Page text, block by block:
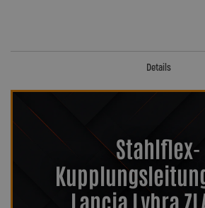
Details
Stahlflex-
Lancia Lybra